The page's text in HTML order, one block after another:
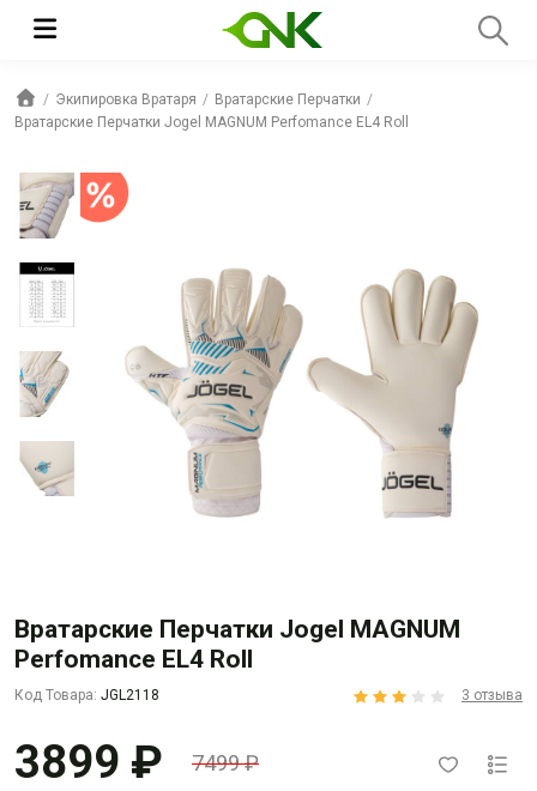
Экипировка Вратаря
Вратарские Перчатки
Вратарские Перчатки Jogel MAGNUM Perfomance EL4 Roll
Вратарские Перчатки Jogel MAGNUM
Perfomance EL4 Roll
Код Товара: JGL2118 3 отзыва
3899 ₽ 7499 ₽